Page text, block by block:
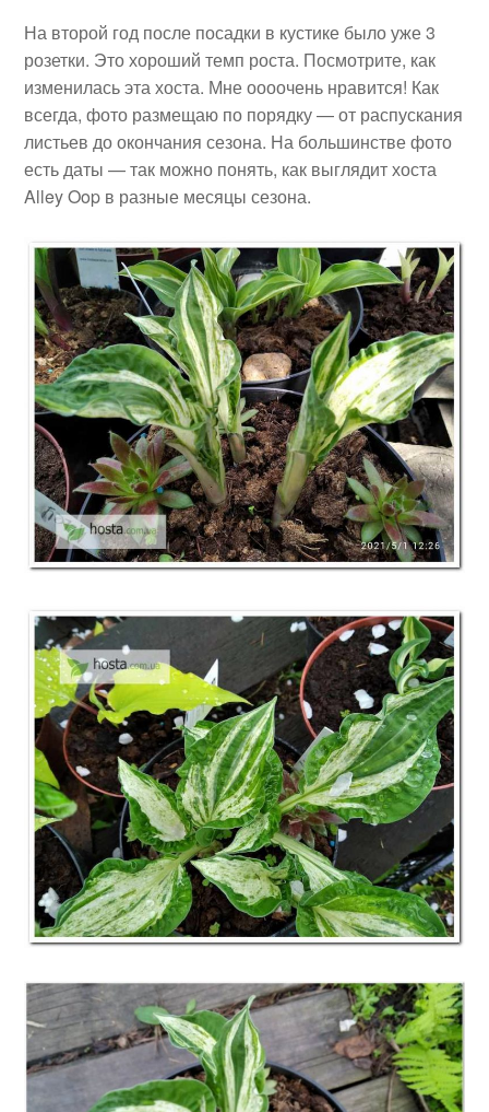
На второй год после посадки в кустике было уже 3
розетки. Это хороший темп роста. Посмотрите, как
изменилась эта хоста. Мне оооочень нравится! Как
всегда, фото размещаю по порядку — от распускания
листьев до окончания сезона. На большинстве фото
есть даты — так можно понять, как выглядит хоста
Alley Oop в разные месяцы сезона.